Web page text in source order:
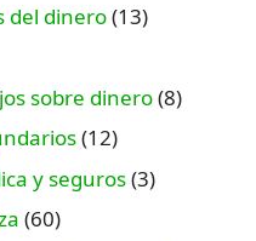
del dinero(13)
sobre dinero(8)
(12)
y seguros(3)
(60)